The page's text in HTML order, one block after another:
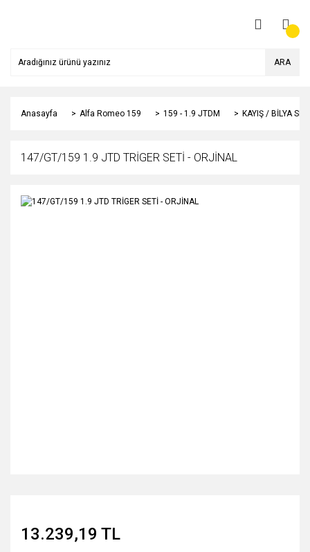
ARA
Anasayfa Alfa Romeo 159 159 - 1.9 JTDM KAYIŞ / BİLYA
147/GT/159 1.9 JTD TRİGER SETİ - ORJİNAL
13.239,19 TL